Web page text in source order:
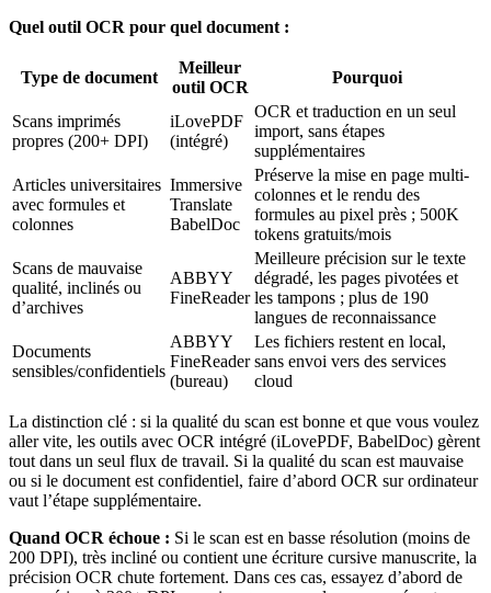
Quel outil OCR pour quel document :
Type de document
Meilleur
outil OCR
Pourquoi
Scans imprimés
propres (200+ DPI)
iLovePDF
(intégré)
OCR et traduction en un seul
import, sans étapes
supplémentaires
Articles universitaires
avec formules et
colonnes
Immersive
Translate
BabelDoc
Préserve la mise en page multi-
colonnes et le rendu des
formules au pixel près ; 500K
tokens gratuits/mois
Scans de mauvaise
qualité, inclinés ou
d’archives
ABBYY
FineReader
Meilleure précision sur le texte
dégradé, les pages pivotées et
les tampons ; plus de 190
langues de reconnaissance
Documents
sensibles/confidentiels
ABBYY
FineReader
(bureau)
Les fichiers restent en local,
sans envoi vers des services
cloud
La distinction clé : si la qualité du scan est bonne et que vous voulez
aller vite, les outils avec OCR intégré (iLovePDF, BabelDoc) gèrent
tout dans un seul flux de travail. Si la qualité du scan est mauvaise
ou si le document est confidentiel, faire d’abord OCR sur ordinateur
vaut l’étape supplémentaire.
Quand OCR échoue : Si le scan est en basse résolution (moins de
200 DPI), très incliné ou contient une écriture cursive manuscrite, la
précision OCR chute fortement. Dans ces cas, essayez d’abord de